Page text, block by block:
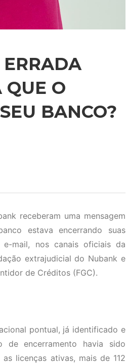
QUE O
BANCO?
receberam uma mensagem
estava encerrando suas
mail, nos canais oficiais da
extrajudicial do Nubank e
de Créditos (FGC).
pontual, já identificado e
de encerramento havia sido
licenças ativas, mais de 112